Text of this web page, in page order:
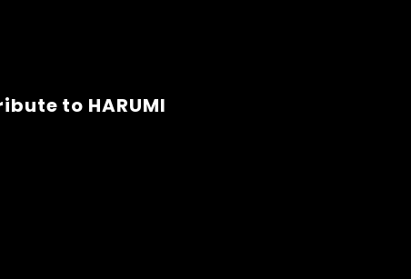
to HARUMI